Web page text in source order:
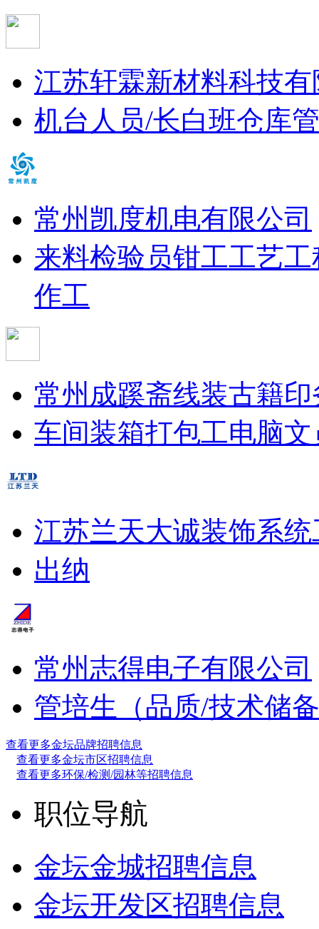
江苏轩霖新材料科技
机台人员/长白班仓库
常州凯度机电有限公司
来料检验员钳工工艺
作工
常州成蹊斋线装古籍
车间装箱打包工电脑文
江苏兰天大诚装饰系
出纳
常州志得电子有限公司
管培生（品质/技术储
查看更多金坛品牌招聘信息
查看更多金坛市区招聘信息
查看更多环保/检测/园林等招聘信息
职位导航
金坛金城招聘信息
金坛开发区招聘信息